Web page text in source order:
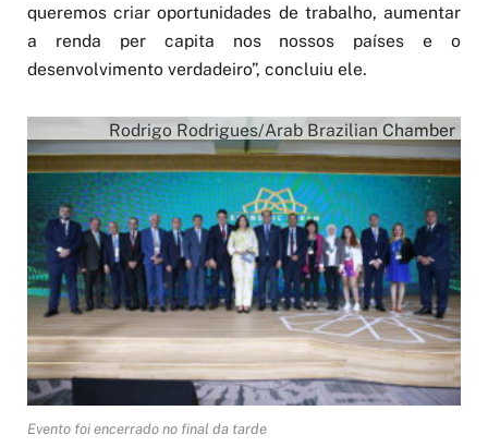
queremos criar oportunidades de trabalho, aumentar
a renda per capita nos nossos países e o
desenvolvimento verdadeiro”, concluiu ele.
Rodrigo Rodrigues/Arab Brazilian Chamber
Evento foi encerrado no final da tarde